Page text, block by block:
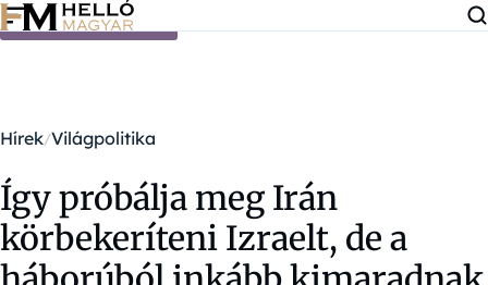
Ugrás a tartalomra
Hírek Világpolitika
Így próbálja meg Irán
körbekeríteni Izraelt, de a